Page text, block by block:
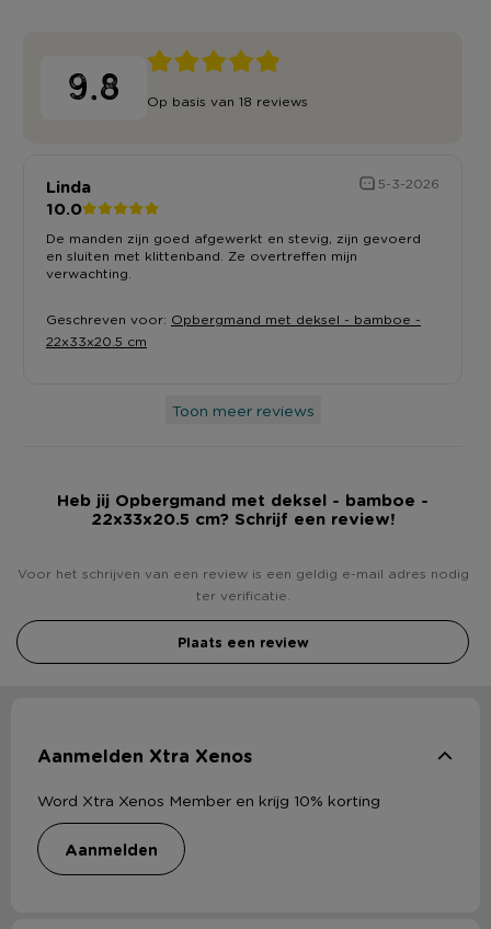
9.8 Op basis van 18 reviews
Linda 5-3-2026
10.0
De manden zijn goed afgewerkt en stevig, zijn gevoerd
en sluiten met klittenband. Ze overtreffen mijn
verwachting.
Geschreven voor: Opbergmand met deksel - bamboe -
22x33x20.5 cm
Toon meer reviews
Heb jij Opbergmand met deksel - bamboe -
22x33x20.5 cm? Schrijf een review!
Voor het schrijven van een review is een geldig e-mail adres nodig
ter verificatie.
Plaats een review
Aanmelden Xtra Xenos
Word Xtra Xenos Member en krijg 10% korting
aanmelden